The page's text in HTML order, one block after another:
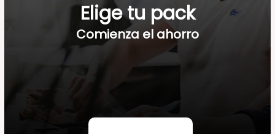
Elige tu pack
Comienza el ahorro